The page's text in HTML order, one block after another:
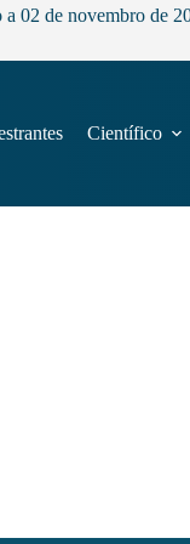
a 02 de novembro de
Científico